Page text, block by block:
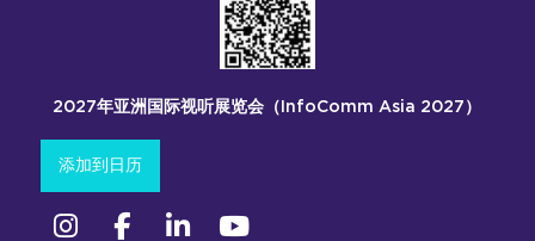
2027年亚洲国际视听展览会（InfoComm Asia 2027）
添加到日历
InstagramFacebook领英